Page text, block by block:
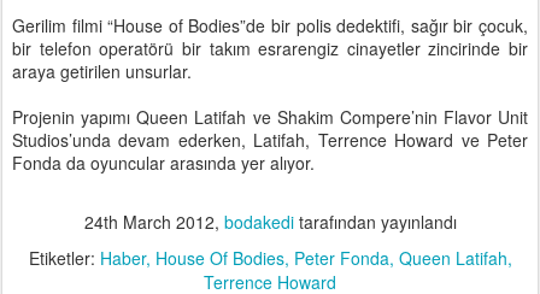
Gerilim filmi “House of Bodies”de bir polis dedektifi, sağır bir çocuk,
bir telefon operatörü bir takım esrarengiz cinayetler zincirinde bir
araya getirilen unsurlar.
Projenin yapımı Queen Latifah ve Shakim Compere’nin Flavor Unit
Studios’unda devam ederken, Latifah, Terrence Howard ve Peter
Fonda da oyuncular arasında yer alıyor.
24th March 2012, bodakeditarafından yayınlandı
Etiketler: Haber House Of Bodies Peter Fonda Queen Latifah
Terrence Howard